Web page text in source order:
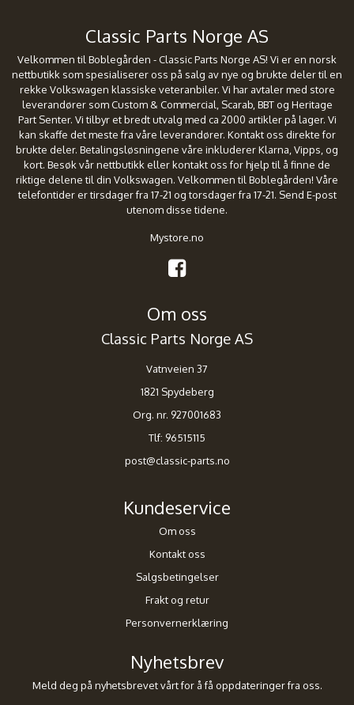
Classic Parts Norge AS
Velkommen til Boblegården - Classic Parts Norge AS! Vi er en norsk
nettbutikk som spesialiserer oss på salg av nye og brukte deler til en
rekke Volkswagen klassiske veteranbiler. Vi har avtaler med store
leverandører som Custom & Commercial, Scarab, BBT og Heritage
Part Senter. Vi tilbyr et bredt utvalg med ca 2000 artikler på lager. Vi
kan skaffe det meste fra våre leverandører. Kontakt oss direkte for
brukte deler. Betalingsløsningene våre inkluderer Klarna, Vipps, og
kort. Besøk vår nettbutikk eller kontakt oss for hjelp til å finne de
riktige delene til din Volkswagen. Velkommen til Boblegården! Våre
telefontider er tirsdager fra 17-21 og torsdager fra 17-21. Send E-post
utenom disse tidene.
Mystore.no
Om oss
Classic Parts Norge AS
Vatnveien 37
1821 Spydeberg
Org. nr. 927001683
Tlf: 96515115
post@classic-parts.no
Kundeservice
Om oss
Kontakt oss
Salgsbetingelser
Frakt og retur
Personvernerklæring
Nyhetsbrev
Meld deg på nyhetsbrevet vårt for å få oppdateringer fra oss.